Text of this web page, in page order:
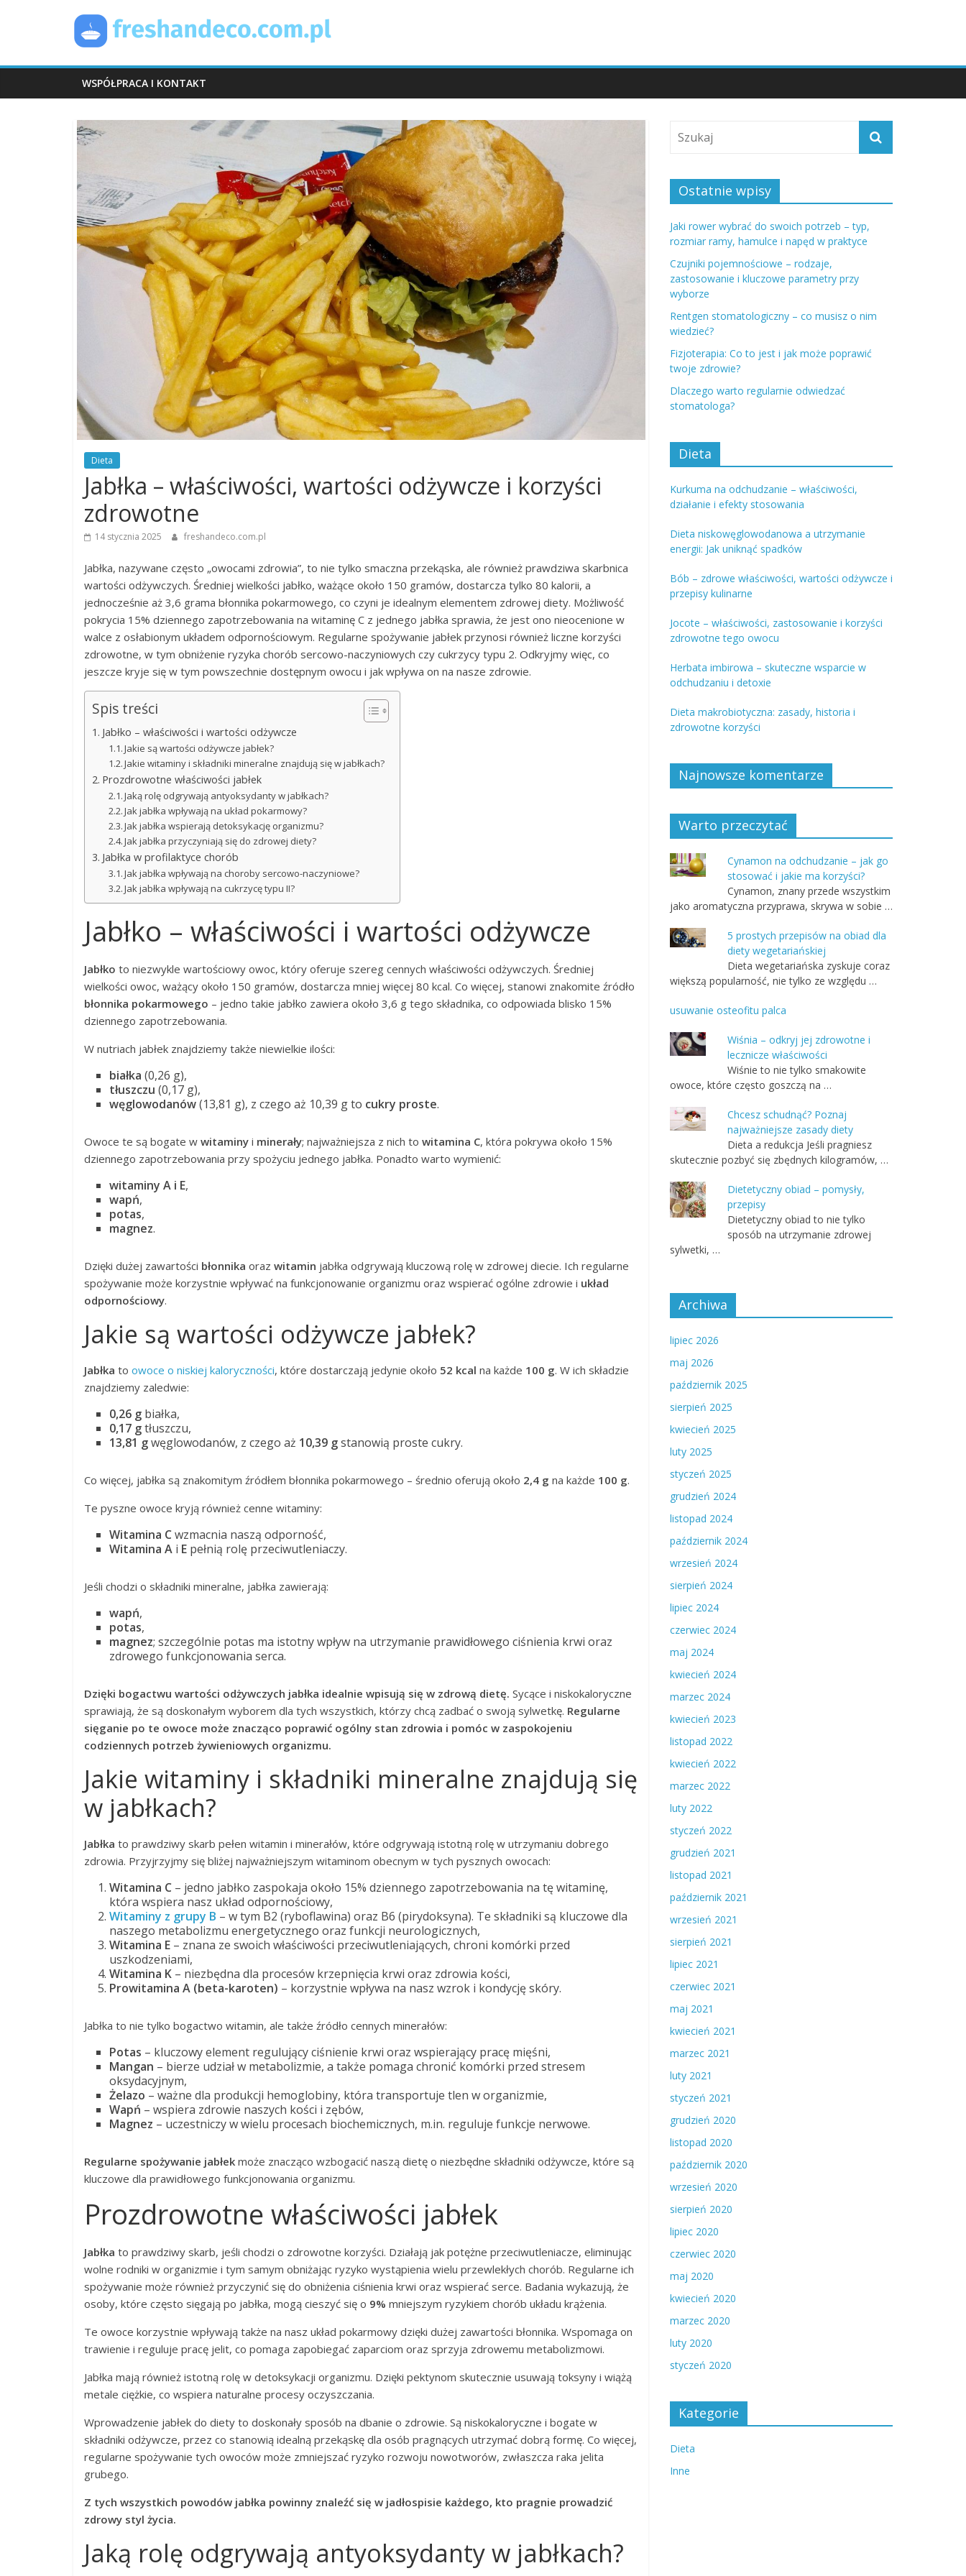
FreshAndEco
WSPÓŁPRACA I KONTAKT
Dieta
Jabłka – właściwości, wartości odżywcze i korzyści
zdrowotne
14 stycznia 2025 freshandeco.com.pl
Jabłka, nazywane często „owocami zdrowia”, to nie tylko smaczna przekąska, ale również prawdziwa skarbnica
wartości odżywczych. Średniej wielkości jabłko, ważące około 150 gramów, dostarcza tylko 80 kalorii, a
jednocześnie aż 3,6 grama błonnika pokarmowego, co czyni je idealnym elementem zdrowej diety. Możliwość
pokrycia 15% dziennego zapotrzebowania na witaminę C z jednego jabłka sprawia, że jest ono nieocenione w
walce z osłabionym układem odpornościowym. Regularne spożywanie jabłek przynosi również liczne korzyści
zdrowotne, w tym obniżenie ryzyka chorób sercowo-naczyniowych czy cukrzycy typu 2. Odkryjmy więc, co
jeszcze kryje się w tym powszechnie dostępnym owocu i jak wpływa on na nasze zdrowie.
Spis treści
Jabłko – właściwości i wartości odżywcze
Jakie są wartości odżywcze jabłek?
Jakie witaminy i składniki mineralne znajdują się w jabłkach?
Prozdrowotne właściwości jabłek
Jaką rolę odgrywają antyoksydanty w jabłkach?
Jak jabłka wpływają na układ pokarmowy?
Jak jabłka wspierają detoksykację organizmu?
Jak jabłka przyczyniają się do zdrowej diety?
Jabłka w profilaktyce chorób
Jak jabłka wpływają na choroby sercowo-naczyniowe?
Jak jabłka wpływają na cukrzycę typu II?
Jabłko – właściwości i wartości odżywcze
Jabłko to niezwykle wartościowy owoc, który oferuje szereg cennych właściwości odżywczych. Średniej
wielkości owoc, ważący około 150 gramów, dostarcza mniej więcej 80 kcal. Co więcej, stanowi znakomite źródło
błonnika pokarmowego – jedno takie jabłko zawiera około 3,6 g tego składnika, co odpowiada blisko 15%
dziennego zapotrzebowania.
W nutriach jabłek znajdziemy także niewielkie ilości:
białka (0,26 g),
tłuszczu (0,17 g),
węglowodanów(13,81 g), z czego aż 10,39 g to cukry proste.
Owoce te są bogate w witaminy i minerały; najważniejsza z nich to witamina C, która pokrywa około 15%
dziennego zapotrzebowania przy spożyciu jednego jabłka. Ponadto warto wymienić:
witaminy A i E,
wapń,
potas,
magnez.
Dzięki dużej zawartości błonnika oraz witamin jabłka odgrywają kluczową rolę w zdrowej diecie. Ich regularne
spożywanie może korzystnie wpływać na funkcjonowanie organizmu oraz wspierać ogólne zdrowie i układ
odpornościowy.
Jakie są wartości odżywcze jabłek?
Jabłka to owoce o niskiej kaloryczności, które dostarczają jedynie około 52 kcal na każde 100 g. W ich składzie
znajdziemy zaledwie:
0,26 g białka,
0,17 gtłuszczu,
13,81 gwęglowodanów, z czego aż 10,39 gstanowią proste cukry.
Co więcej, jabłka są znakomitym źródłem błonnika pokarmowego – średnio oferują około 2,4 g na każde 100 g.
Te pyszne owoce kryją również cenne witaminy:
Witamina Cwzmacnia naszą odporność,
Witamina A i E pełnią rolę przeciwutleniaczy.
Jeśli chodzi o składniki mineralne, jabłka zawierają:
wapń,
potas,
magnez; szczególnie potas ma istotny wpływ na utrzymanie prawidłowego ciśnienia krwi oraz
zdrowego funkcjonowania serca.
Dzięki bogactwu wartości odżywczych jabłka idealnie wpisują się w zdrową dietę. Sycące i niskokaloryczne
sprawiają, że są doskonałym wyborem dla tych wszystkich, którzy chcą zadbać o swoją sylwetkę. Regularne
sięganie po te owoce może znacząco poprawić ogólny stan zdrowia i pomóc w zaspokojeniu
codziennych potrzeb żywieniowych organizmu.
Jakie witaminy i składniki mineralne znajdują się
w jabłkach?
Jabłka to prawdziwy skarb pełen witamin i minerałów, które odgrywają istotną rolę w utrzymaniu dobrego
zdrowia. Przyjrzyjmy się bliżej najważniejszym witaminom obecnym w tych pysznych owocach:
Witamina C – jedno jabłko zaspokaja około 15% dziennego zapotrzebowania na tę witaminę,
która wspiera nasz układ odpornościowy,
Witaminy z grupy B – w tym B2 (ryboflawina) oraz B6 (pirydoksyna). Te składniki są kluczowe dla
naszego metabolizmu energetycznego oraz funkcji neurologicznych,
Witamina E – znana ze swoich właściwości przeciwutleniających, chroni komórki przed
uszkodzeniami,
Witamina K – niezbędna dla procesów krzepnięcia krwi oraz zdrowia kości,
Prowitamina A (beta-karoten) – korzystnie wpływa na nasz wzrok i kondycję skóry.
Jabłka to nie tylko bogactwo witamin, ale także źródło cennych minerałów:
Potas – kluczowy element regulujący ciśnienie krwi oraz wspierający pracę mięśni,
Mangan – bierze udział w metabolizmie, a także pomaga chronić komórki przed stresem
oksydacyjnym,
Żelazo – ważne dla produkcji hemoglobiny, która transportuje tlen w organizmie,
Wapń – wspiera zdrowie naszych kości i zębów,
Magnez – uczestniczy w wielu procesach biochemicznych, m.in. reguluje funkcje nerwowe.
Regularne spożywanie jabłek może znacząco wzbogacić naszą dietę o niezbędne składniki odżywcze, które są
kluczowe dla prawidłowego funkcjonowania organizmu.
Prozdrowotne właściwości jabłek
Jabłka to prawdziwy skarb, jeśli chodzi o zdrowotne korzyści. Działają jak potężne przeciwutleniacze, eliminując
wolne rodniki w organizmie i tym samym obniżając ryzyko wystąpienia wielu przewlekłych chorób. Regularne ich
spożywanie może również przyczynić się do obniżenia ciśnienia krwi oraz wspierać serce. Badania wykazują, że
osoby, które często sięgają po jabłka, mogą cieszyć się o 9% mniejszym ryzykiem chorób układu krążenia.
Te owoce korzystnie wpływają także na nasz układ pokarmowy dzięki dużej zawartości błonnika. Wspomaga on
trawienie i reguluje pracę jelit, co pomaga zapobiegać zaparciom oraz sprzyja zdrowemu metabolizmowi.
Jabłka mają również istotną rolę w detoksykacji organizmu. Dzięki pektynom skutecznie usuwają toksyny i wiążą
metale ciężkie, co wspiera naturalne procesy oczyszczania.
Wprowadzenie jabłek do diety to doskonały sposób na dbanie o zdrowie. Są niskokaloryczne i bogate w
składniki odżywcze, przez co stanowią idealną przekąskę dla osób pragnących utrzymać dobrą formę. Co więcej,
regularne spożywanie tych owoców może zmniejszać ryzyko rozwoju nowotworów, zwłaszcza raka jelita
grubego.
Z tych wszystkich powodów jabłka powinny znaleźć się w jadłospisie każdego, kto pragnie prowadzić
zdrowy styl życia.
Jaką rolę odgrywają antyoksydanty w jabłkach?
Ostatnie wpisy
Jaki rower wybrać do swoich potrzeb – typ,
rozmiar ramy, hamulce i napęd w praktyce
Czujniki pojemnościowe – rodzaje,
zastosowanie i kluczowe parametry przy
wyborze
Rentgen stomatologiczny – co musisz o nim
wiedzieć?
Fizjoterapia: Co to jest i jak może poprawić
twoje zdrowie?
Dlaczego warto regularnie odwiedzać
stomatologa?
Dieta
Kurkuma na odchudzanie – właściwości,
działanie i efekty stosowania
Dieta niskowęglowodanowa a utrzymanie
energii: Jak uniknąć spadków
Bób – zdrowe właściwości, wartości odżywcze i
przepisy kulinarne
Jocote – właściwości, zastosowanie i korzyści
zdrowotne tego owocu
Herbata imbirowa – skuteczne wsparcie w
odchudzaniu i detoxie
Dieta makrobiotyczna: zasady, historia i
zdrowotne korzyści
Najnowsze komentarze
Warto przeczytać
Cynamon na odchudzanie – jak go
stosować i jakie ma korzyści?
Cynamon, znany przede wszystkim
jako aromatyczna przyprawa, skrywa w sobie …
5 prostych przepisów na obiad dla
diety wegetariańskiej
Dieta wegetariańska zyskuje coraz
większą popularność, nie tylko ze względu …
usuwanie osteofitu palca
Wiśnia – odkryj jej zdrowotne i
lecznicze właściwości
Wiśnie to nie tylko smakowite
owoce, które często goszczą na …
Chcesz schudnąć? Poznaj
najważniejsze zasady diety
Dieta a redukcja Jeśli pragniesz
skutecznie pozbyć się zbędnych kilogramów, …
Dietetyczny obiad – pomysły,
przepisy
Dietetyczny obiad to nie tylko
sposób na utrzymanie zdrowej
sylwetki, …
Archiwa
lipiec 2026
maj 2026
październik 2025
sierpień 2025
kwiecień 2025
luty 2025
styczeń 2025
grudzień 2024
listopad 2024
październik 2024
wrzesień 2024
sierpień 2024
lipiec 2024
czerwiec 2024
maj 2024
kwiecień 2024
marzec 2024
kwiecień 2023
listopad 2022
kwiecień 2022
marzec 2022
luty 2022
styczeń 2022
grudzień 2021
listopad 2021
październik 2021
wrzesień 2021
sierpień 2021
lipiec 2021
czerwiec 2021
maj 2021
kwiecień 2021
marzec 2021
luty 2021
styczeń 2021
grudzień 2020
listopad 2020
październik 2020
wrzesień 2020
sierpień 2020
lipiec 2020
czerwiec 2020
maj 2020
kwiecień 2020
marzec 2020
luty 2020
styczeń 2020
Kategorie
Dieta
Inne